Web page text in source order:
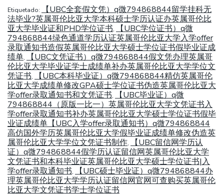
Etiquetado:
【UBC全套假文凭）q微794868844留学挂科无
法毕业?英属哥伦比亚大学本科硕士学历认证办英属哥伦比
亚大学毕业证和PHD学位证书,
【UBC学位证书）q微
794868844绿色通道学历认证英属哥伦比亚大学入学offer
录取通知书造假英属哥伦比亚大学硕士学位证书假毕业证成
绩单,
【UBC文凭证书）q微794868844假文凭办理英属哥
伦比亚大学毕业证学士成绩单补办英属哥伦比亚大学学位文
凭证书,
【UBC本科毕业证）q微794868844精仿英属哥伦
比亚大学成绩单修改GPA硕士学位证书伪造英属哥伦比亚大
学offer录取通知书和文凭证书,
【UBC毕业证）q微
794868844（原版一比一）英属哥伦比亚大学文凭证书入
学offer录取通知书补办英属哥伦比亚大学硕士学位证书假毕
业证成绩单【UBC入学offer录取通知书）q微794868844
高仿国外学历英属哥伦比亚大学假毕业证成绩单修改伪造英
属哥伦比亚大学学位文凭证书制作,
【UBC留信网学历认
证）q微794868844假学历认证留信网英属哥伦比亚大学
文凭证书和本科毕业证英属哥伦比亚大学硕士学位证书|入
学offer录取通知书,
【UBC硕士毕业证）q微794868844办
理英属哥伦比亚大学学历认证留信网官网可查购买英属哥伦
比亚大学文凭证书学士学位证书